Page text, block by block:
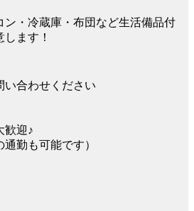
ン・冷蔵庫・布団など生活備品付
ます！
合わせください
歓迎♪
通勤も可能です）